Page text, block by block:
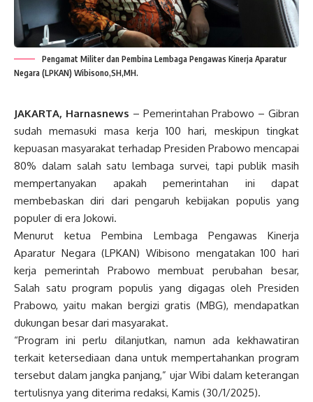
Pengamat Militer dan Pembina Lembaga Pengawas Kinerja Aparatur
Negara (LPKAN) Wibisono,SH,MH.
JAKARTA, Harnasnews – Pemerintahan Prabowo – Gibran
sudah memasuki masa kerja 100 hari, meskipun tingkat
kepuasan masyarakat terhadap Presiden Prabowo mencapai
80% dalam salah satu lembaga survei, tapi publik masih
mempertanyakan apakah pemerintahan ini dapat
membebaskan diri dari pengaruh kebijakan populis yang
populer di era Jokowi.
Menurut ketua Pembina Lembaga Pengawas Kinerja
Aparatur Negara (LPKAN) Wibisono mengatakan 100 hari
kerja pemerintah Prabowo membuat perubahan besar,
Salah satu program populis yang digagas oleh Presiden
Prabowo, yaitu makan bergizi gratis (MBG), mendapatkan
dukungan besar dari masyarakat.
“Program ini perlu dilanjutkan, namun ada kekhawatiran
terkait ketersediaan dana untuk mempertahankan program
tersebut dalam jangka panjang,” ujar Wibi dalam keterangan
tertulisnya yang diterima redaksi, Kamis (30/1/2025).